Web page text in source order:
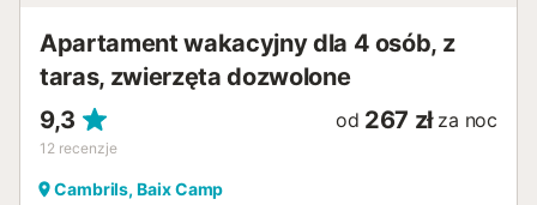
niezależna kuchnia, aby niczego nie brakowało podczas
wakacji....
Apartament wakacyjny dla 4 osób, z
taras, zwierzęta dozwolone
9,3
12 recenzje
od 267 zł za noc
Cambrils, Baix Camp